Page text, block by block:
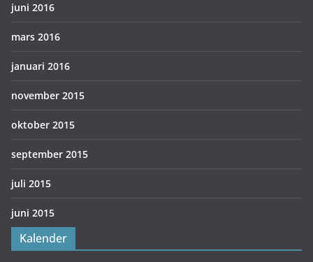
juni 2016
mars 2016
januari 2016
november 2015
oktober 2015
september 2015
juli 2015
juni 2015
Kalender